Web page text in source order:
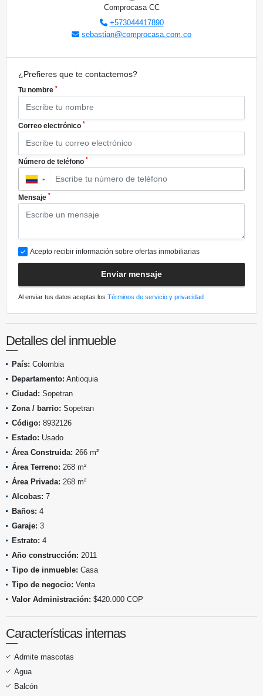
Comprocasa CC
+573044417890
sebastian@comprocasa.com.co
¿Prefieres que te contactemos?
Tu nombre *
Correo electrónico *
Número de teléfono *
▼
Mensaje *
Acepto recibir información sobre ofertas inmobiliarias
Enviar mensaje
Al enviar tus datos aceptas los Términos de servicio y privacidad
Detalles del inmueble
País: Colombia
Departamento: Antioquia
Ciudad: Sopetran
Zona / barrio: Sopetran
Código: 8932126
Estado: Usado
Área Construida: 266 m²
Área Terreno: 268 m²
Área Privada: 268 m²
Alcobas: 7
Baños: 4
Garaje: 3
Estrato: 4
Año construcción: 2011
Tipo de inmueble: Casa
Tipo de negocio: Venta
Valor Administración: $420.000 COP
Características internas
Admite mascotas
Agua
Balcón